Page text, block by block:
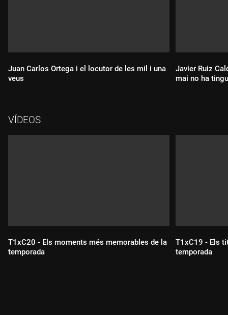
Juan Carlos Ortega i el locutor de les mil i una
veus
Durada:
Javier Ruiz
mai no ha
VÍDEOS
T1xC20 - Els moments més memorables de la
temporada
T1xC19 - Els
temporada